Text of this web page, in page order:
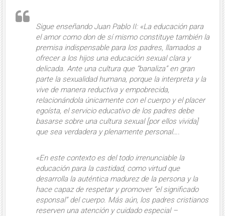
Sigue enseñando Juan Pablo II: «La educación para
el amor como don de sí mismo constituye también la
premisa indispensable para los padres, llamados a
ofrecer a los hijos una educación sexual clara y
delicada. Ante una cultura que “banaliza” en gran
parte la sexualidad humana, porque la interpreta y la
vive de manera reductiva y empobrecida,
relacionándola únicamente con el cuerpo y el placer
egoísta, el servicio educativo de los padres debe
basarse sobre una cultura sexual [por ellos vivida]
que sea verdadera y plenamente personal….
«En este contexto es del todo irrenunciable la
educación para la castidad, como virtud que
desarrolla la auténtica madurez de la persona y la
hace capaz de respetar y promover “el significado
esponsal” del cuerpo. Más aún, los padres cristianos
reserven una atención y cuidado especial –